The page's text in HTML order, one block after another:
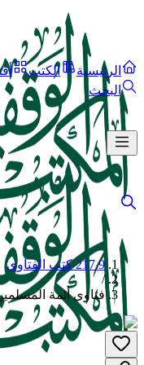
الرئيسية الكتب
البحث
217.9 كتب الفتاوى
/
فتاوى أئمة